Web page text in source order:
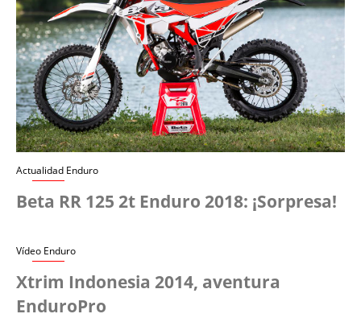
Actualidad Enduro
Beta RR 125 2t Enduro 2018: ¡Sorpresa!
Vídeo Enduro
Xtrim Indonesia 2014, aventura
EnduroPro